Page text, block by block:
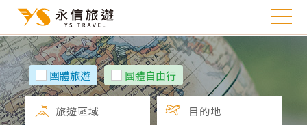
團體旅遊 團體自由行
旅遊區域 目的地